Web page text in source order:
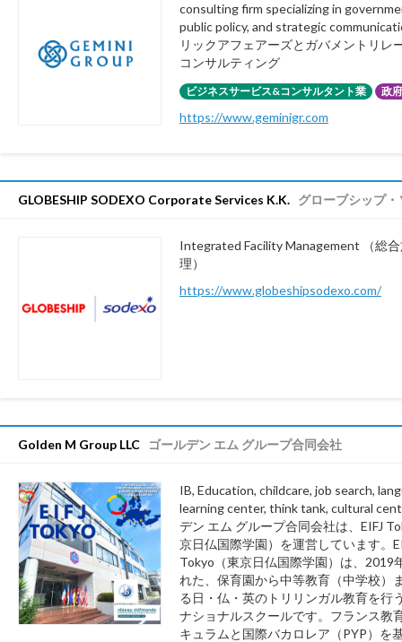
consulting firm specializing in
public policy, and strategic
リックアフェアーズとガバメントリレ
コンサルティング
ビジネスサービス&コンサルタント業 政
https://www.geminigr.com
GLOBESHIP SODEXO Corporate Services K.K. グローブシップ
Integrated Facility Management （総
理）
https://www.globeshipsodexo.com/
Golden M Group LLC ゴールデン エム グループ合同会社
IB, Education, childcare, job search,
learning center, think tank, cultural
デン エム グループ合同会社は、EIFJ
京日仏国際学園）を運営しています。
Tokyo（東京日仏国際学園）は、2019
れた、保育園から中等教育（中学校）
る日・仏・英のトリリンガル教育を行
ナショナルスクールです。フランス教
キュラムと国際バカロレア（PYP）を